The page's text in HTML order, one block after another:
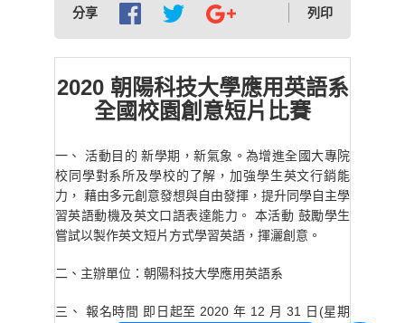
分享 列印
2020 朝陽科技大學應用英語系
全國校園創意短片比賽
一、 活動目的 新學期，新氣象。為增進全國大專院
校同學對系所及學校的了解，加強學生英文行銷能
力， 藉由多元創意發想與自由發揮，提升同學自主學
習英語動機及英文口語表達能力。 本活動 鼓勵學生
嘗試以製作英文短片方式學習英語，揮灑創意。
二、主辦單位：朝陽科技大學應用英語系
三、 報名時間 即日起至 2020 年 12 月 31 日(星期